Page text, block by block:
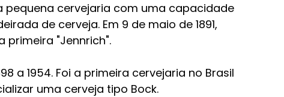
pequena cervejaria com uma capacidade
de cerveja. Em 9 de maio de 1891,
primeira "Jennrich".
a 1954. Foi a primeira cervejaria no Brasil
uma cerveja tipo Bock.